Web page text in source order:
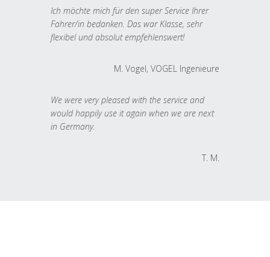
Ich möchte mich für den super Service Ihrer
Fahrer/in bedanken. Das war Klasse, sehr
flexibel und absolut empfehlenswert!
M. Vogel, VOGEL Ingenieure
We were very pleased with the service and
would happily use it again when we are next
in Germany.
T. M.